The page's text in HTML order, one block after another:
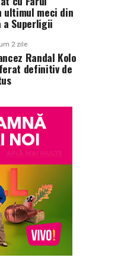
ultimul meci din
Superligii
2 zile
Randal Kolo
definitiv de